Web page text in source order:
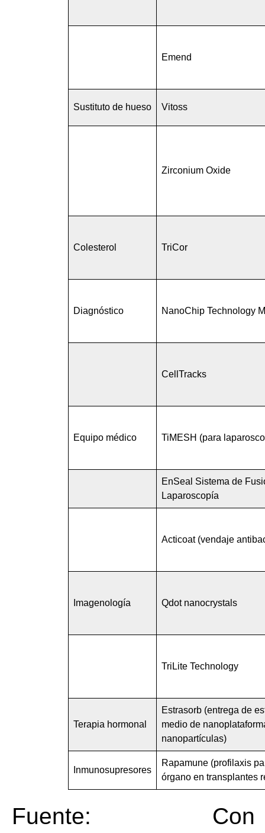
Emend
Sustituto de hueso Vitoss
Zirconium Oxide
Colesterol TriCor
Diagnóstico NanoChip Technology
CellTracks
Equipo médico TiMESH (para
EnSeal Sistema de
Laparoscopía
Acticoat (vendaje
Imagenología Qdot nanocrystals
TriLite Technology
Terapia hormonal
Estrasorb (entrega de
medio de
nanopartículas)
Inmunosupresores
Rapamune (profilaxis
órgano en transplantes
Fuente: